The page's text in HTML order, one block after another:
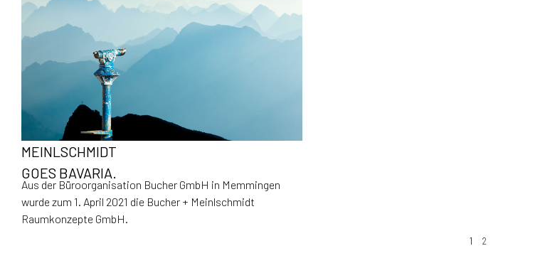
MEINLSCHMIDT
GOES BAVARIA.
Aus der Büroorganisation Bucher GmbH in Memmingen
wurde zum 1. April 2021 die Bucher + Meinlschmidt
Raumkonzepte GmbH.
1 2